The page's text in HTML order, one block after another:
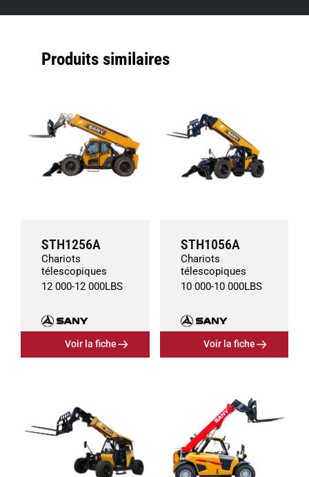
Produits similaires
STH1256A
Chariots
télescopiques
12 000-12 000LBS
Voir la fiche
STH1056A
Chariots
télescopiques
10 000-10 000LBS
Voir la fiche